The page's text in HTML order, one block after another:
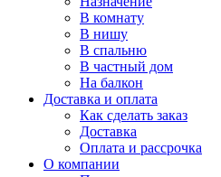
В комнату
В нишу
В спальню
В частный дом
На балкон
Доставка и оплата
Как сделать заказ
Доставка
Оплата и рассрочка
О компании